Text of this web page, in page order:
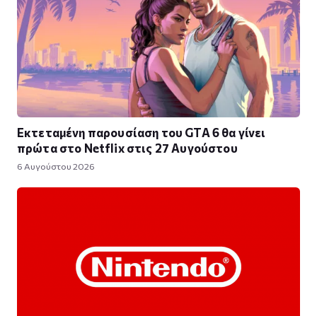
Εκτεταμένη παρουσίαση του GTA 6 θα γίνει
πρώτα στο Netflix στις 27 Αυγούστου
6 Αυγούστου 2026